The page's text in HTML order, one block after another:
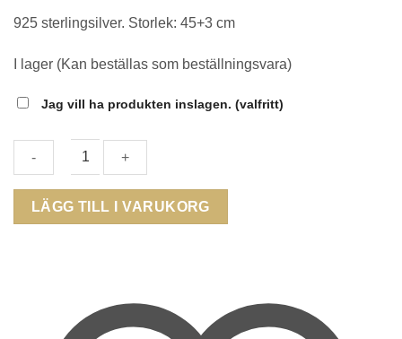
925 sterlingsilver. Storlek: 45+3 cm
I lager (Kan beställas som beställningsvara)
Jag vill ha produkten inslagen. (valfritt)
CAROLINA
LÄGG TILL I VARUKORG